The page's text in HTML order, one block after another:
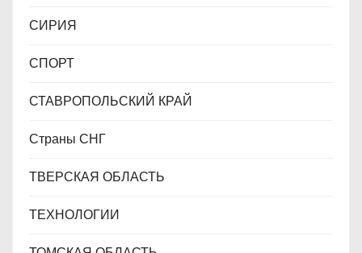
СИРИЯ
СПОРТ
СТАВРОПОЛЬСКИЙ КРАЙ
Страны СНГ
ТВЕРСКАЯ ОБЛАСТЬ
ТЕХНОЛОГИИ